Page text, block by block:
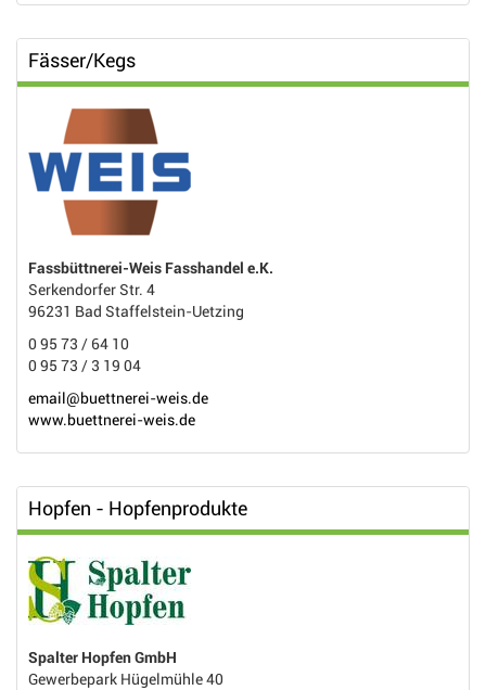
Fässer/Kegs
Fassbüttnerei-Weis Fasshandel e.K.
Serkendorfer Str. 4
96231 Bad Staffelstein-Uetzing
0 95 73 / 64 10
0 95 73 / 3 19 04
email@buettnerei-weis.de
www.buettnerei-weis.de
Hopfen - Hopfenprodukte
Spalter Hopfen GmbH
Gewerbepark Hügelmühle 40